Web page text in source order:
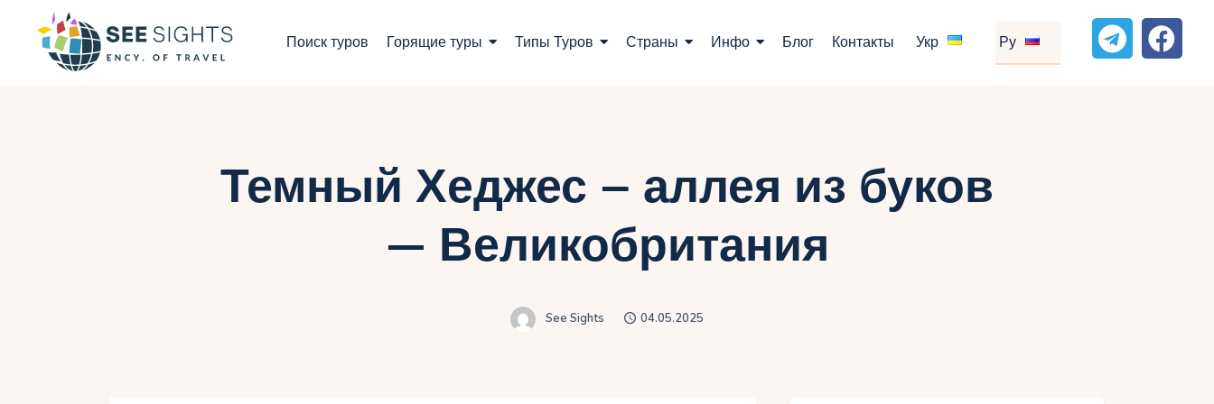
Поиск туров Горящие туры Типы Туров Страны Инфо Блог Контакты Укр Ру
Страны
Инфо
Блог
Контакты
Темный Хеджес – аллея из буков
— Великобритания
See Sights 04.05.2025